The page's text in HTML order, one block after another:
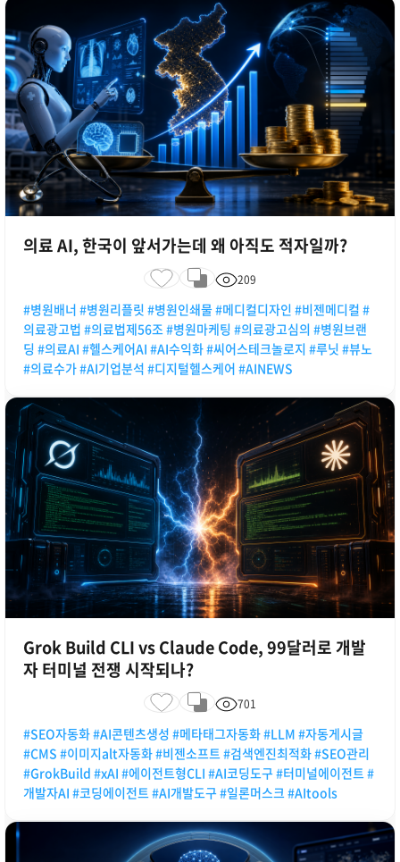
의료 AI, 한국이 앞서가는데 왜 아직도 적자일까?
209
#병원배너 #병원리플릿 #병원인쇄물 #메디컬디자인 #비젠메디컬 #
의료광고법 #의료법제56조 #병원마케팅 #의료광고심의 #병원브랜
딩 #의료AI #헬스케어AI #AI수익화 #씨어스테크놀로지 #루닛 #뷰노
#의료수가 #AI기업분석 #디지털헬스케어 #AINEWS
Grok Build CLI vs Claude Code, 99달러로 개발
자 터미널 전쟁 시작되나?
701
#SEO자동화 #AI콘텐츠생성 #메타태그자동화 #LLM #자동게시글
#CMS #이미지alt자동화 #비젠소프트 #검색엔진최적화 #SEO관리
#GrokBuild #xAI #에이전트형CLI #AI코딩도구 #터미널에이전트 #
개발자AI #코딩에이전트 #AI개발도구 #일론머스크 #AItools